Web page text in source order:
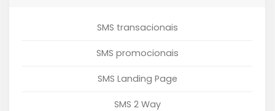
SMS transacionais
SMS promocionais
SMS Landing Page
SMS 2 Way